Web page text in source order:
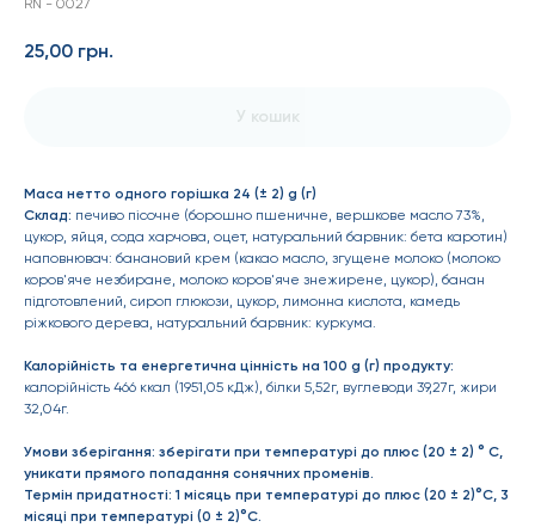
RN - 0027
25,00 грн.
У кошик
Маса нетто одного горішка 24 (± 2) g (г)
Склад: печиво пісочне (борошно пшеничне, вершкове масло 73%,
цукор, яйця, сода харчова, оцет, натуральний барвник: бета каротин)
наповнювач: банановий крем (какао масло, згущене молоко (молоко
коров'яче незбиране, молоко коров'яче знежирене, цукор), банан
підготовлений, сироп глюкози, цукор, лимонна кислота, камедь
ріжкового дерева, натуральний барвник: куркума.
Калорійність та енергетична цінність на 100 g (г) продукту:
калорійність 466 ккал (1951,05 кДж), білки 5,52г, вуглеводи 39,27г, жири
32,04г.
Умови зберігання: зберігати при температурі до плюс (20 ± 2) ° С,
уникати прямого попадання сонячних променів.
Термін придатності: 1 місяць при температурі до плюс (20 ± 2)°С, 3
місяці при температурі (0 ± 2)°С.